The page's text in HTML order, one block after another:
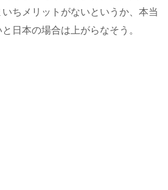
ちメリットがないというか、本当
日本の場合は上がらなそう。